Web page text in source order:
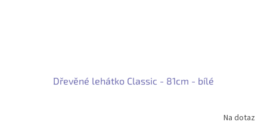
Dřevěné lehátko Classic - 81cm - bílé
Na dotaz